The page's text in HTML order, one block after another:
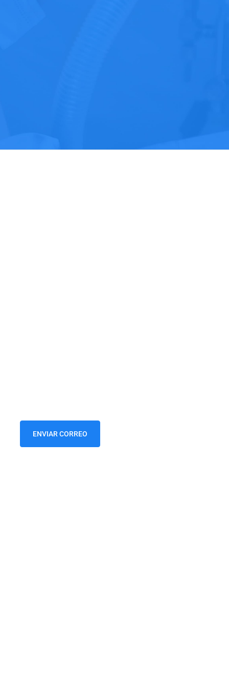
ENVIAR CORREO